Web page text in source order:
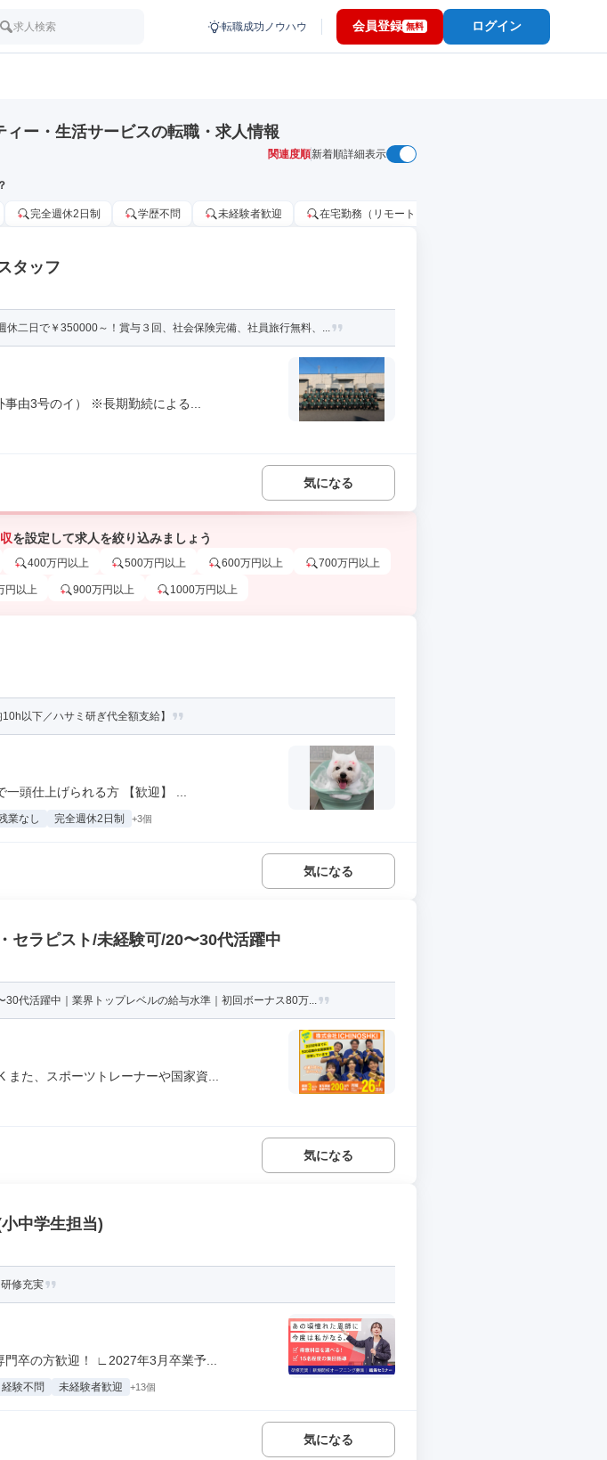
求人検索 転職成功ノウハウ 会員登録 無料 ログイン
ー・生活サービスの転職・求人情報
関連度順新着順詳細表示
完全週休2日制 学歴不問 未経験者歓迎 在宅勤務（リモートワーク）OK
タッフ
休二日で￥350000～！賞与３回、社会保険完備、社員旅行無料、...
由3号のイ） ※長期勤続による...
気になる
を設定して求人を絞り込みましょう
400万円以上 500万円以上 600万円以上 700万円以上
円以上 900万円以上 1000万円以上
以下／ハサミ研ぎ代全額支給】
頭仕上げられる方 【歓迎】 ...
業なし 完全週休2日制 +3個
気になる
セラピスト/未経験可/20〜30代活躍中
30代活躍中｜業界トップレベルの給与水準｜初回ボーナス80万...
た、スポーツトレーナーや国家資...
気になる
中学生担当)
修充実
門卒の方歓迎！ ∟2027年3月卒業予...
経験不問 未経験者歓迎 +13個
気になる